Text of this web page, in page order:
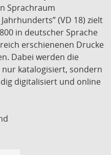
Sprachraum
(VD 18) zielt
in deutscher Sprache
erschienenen Drucke
Dabei werden die
katalogisiert, sondern
digitalisiert und online